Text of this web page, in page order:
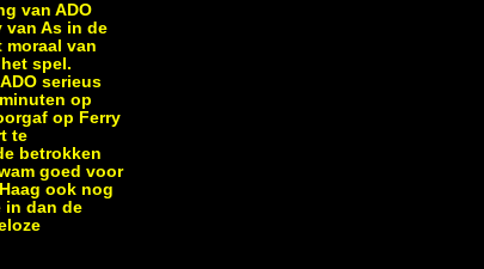
van ADO
van As in de
moraal van
spel.
serieus
op
op Ferry
te
betrokken
goed voor
ook nog
in dan de